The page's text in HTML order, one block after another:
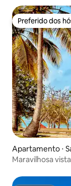
Preferido dos
Preferido dos
Apartamento ⋅
Maravilhosa